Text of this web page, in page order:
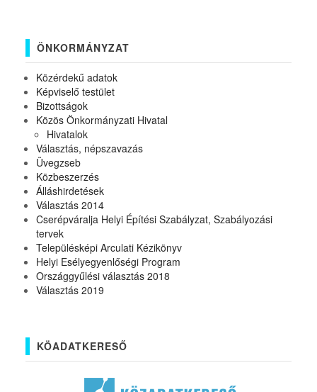
ÖNKORMÁNYZAT
Közérdekű adatok
Képviselő testület
Bizottságok
Közös Önkormányzati Hivatal
Hivatalok
Választás, népszavazás
Üvegzseb
Közbeszerzés
Álláshirdetések
Választás 2014
Cserépváralja Helyi Építési Szabályzat, Szabályozási
tervek
Településképi Arculati Kézikönyv
Helyi Esélyegyenlőségi Program
Országgyűlési választás 2018
Választás 2019
KÖADATKERESŐ